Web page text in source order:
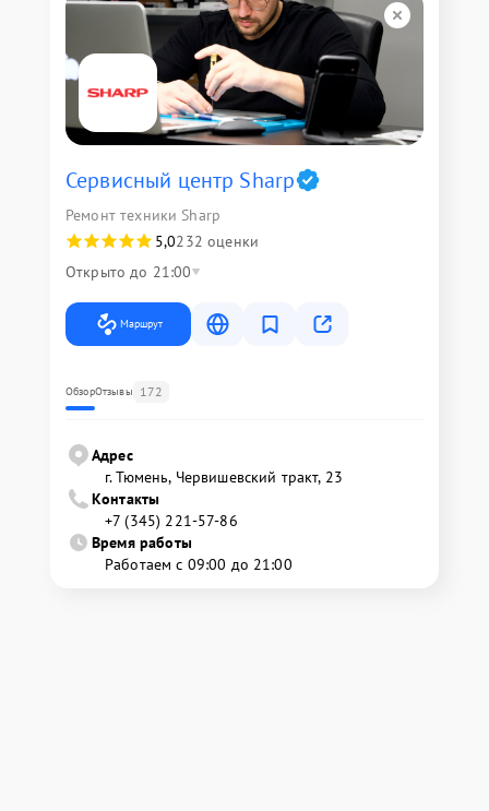
Сервисный центр Sharp
Ремонт техники Sharp
5,0232 оценки
Открыто до 21:00
Маршрут
ОбзорОтзывы 172
Адрес
г. Тюмень, ​Червишевский тракт, 23
Контакты
+7 (345) 221-57-86
Время работы
Работаем с 09:00 до 21:00